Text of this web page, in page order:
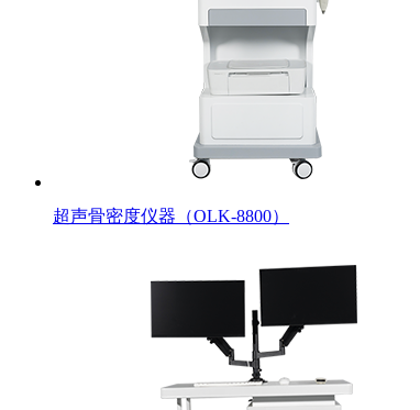
超声骨密度仪器（OLK-8800）